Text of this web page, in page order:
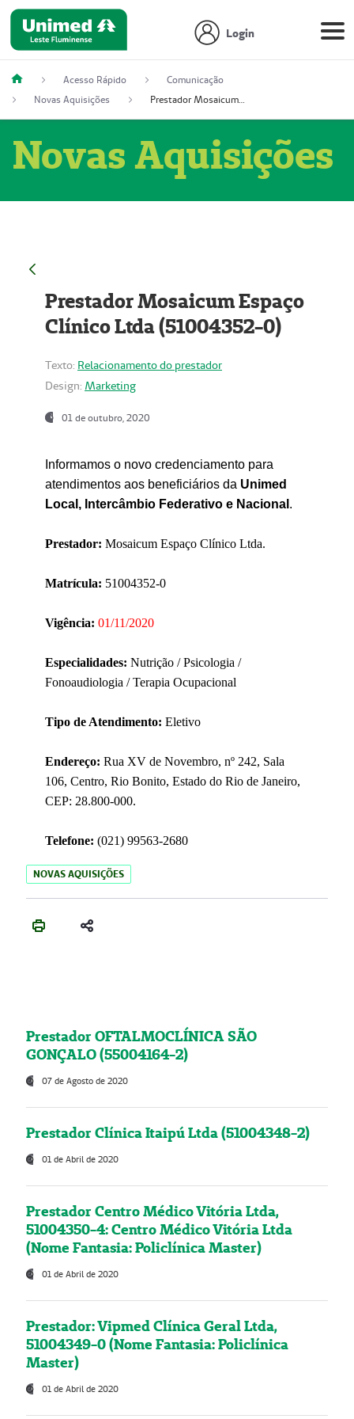
Login
Acesso Rápido
Comunicação
Novas Aquisições
Prestador Mosaicum Espaço Clínico Ltda (51004352-0)
Novas Aquisições
Prestador Mosaicum Espaço
Clínico Ltda (51004352-0)
Texto: Relacionamento do prestador
Design: Marketing
01 de outubro, 2020
Informamos o novo credenciamento para
atendimentos aos beneficiários da Unimed
Local, Intercâmbio Federativo e Nacional .
Prestador: Mosaicum Espaço Clínico Ltda.
Matrícula: 51004352-0
Vigência: 01/11/2020
Especialidades: Nutrição / Psicologia /
Fonoaudiologia / Terapia Ocupacional
Tipo de Atendimento: Eletivo
Endereço: Rua XV de Novembro, nº 242, Sala
106, Centro, Rio Bonito, Estado do Rio de Janeiro,
CEP: 28.800-000.
Telefone: (021) 99563-2680
NOVAS AQUISIÇÕES
Prestador OFTALMOCLÍNICA SÃO
GONÇALO (55004164-2)
07 de Agosto de 2020
Prestador Clínica Itaipú Ltda (51004348-2)
01 de Abril de 2020
Prestador Centro Médico Vitória Ltda,
51004350-4: Centro Médico Vitória Ltda
(Nome Fantasia: Policlínica Master)
01 de Abril de 2020
Prestador: Vipmed Clínica Geral Ltda,
51004349-0 (Nome Fantasia: Policlínica
Master)
01 de Abril de 2020